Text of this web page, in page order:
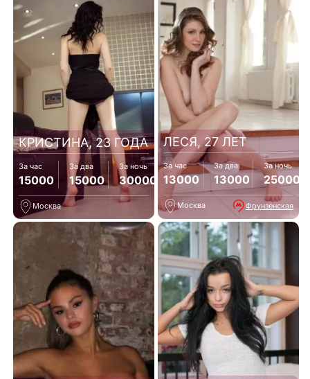
КРИСТИНА, 23 ГОДА
За час
15000
За два
15000
За ночь
30000
Москва
ЛЕСЯ, 27 ЛЕТ
За час
13000
За два
13000
За ночь
25000
Москва Фрунзенская